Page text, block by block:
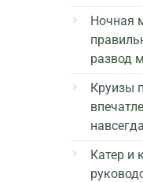
Ночная
развод
Круизы
навсегда
Катер и